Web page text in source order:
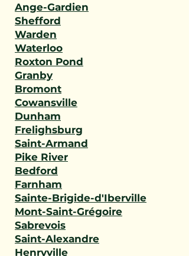
Ange-Gardien
Shefford
Warden
Waterloo
Roxton Pond
Granby
Bromont
Cowansville
Dunham
Frelighsburg
Saint-Armand
Pike River
Bedford
Farnham
Sainte-Brigide-d'Iberville
Mont-Saint-Grégoire
Sabrevois
Saint-Alexandre
Henryville